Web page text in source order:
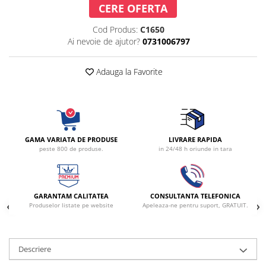
Componente statii gaze
Panouri control si alarmare
Console ATI si UPU
Dispozitive si sisteme de prindere /
Accesorii vase
Tevi cupru si accesorii
Console tavan sali operatie
Lavoare apa sterila
Lavoare chirurgicale
Prefiltre lavoare
Electrochirurgie
CERE OFERTA
Cod Produs: C1650
Ai nevoie de ajutor? 0731006797
Adauga la Favorite
GAMA VARIATA DE PRODUSE
peste 800 de produse.
LIVRARE RAPIDA
in 24/48 h oriunde in tara
GARANTAM CALITATEA
Produselor listate pe website
CONSULTANTA TELEFONICA
Apeleaza-ne pentru suport, GRATUIT.
Descriere